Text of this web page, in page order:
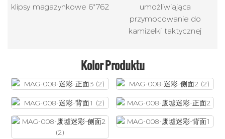
klipsy magazynkowe 6*762
umożliwiająca
przymocowanie do
kamizelki taktycznej
Kolor Produktu